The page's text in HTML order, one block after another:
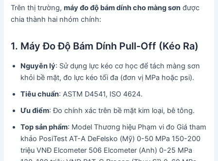
Trên thị trường,máy đo độ bám dính cho màng sơn được
chia thành hai nhóm chính:
1. Máy Đo Độ Bám Dính Pull-Off (Kéo Ra)
Nguyên lý: Sử dụng lực kéo cơ học để tách màng sơn
khỏi bề mặt, đo lực kéo tối đa (đơn vị MPa hoặc psi).
Tiêu chuẩn: ASTM D4541, ISO 4624.
Ưu điểm: Đo chính xác trên bề mặt kim loại, bê tông.
Top sản phẩm: Model Thương hiệu Phạm vi đo Giá tham
khảo PosiTest AT-A DeFelsko (Mỹ) 0-50 MPa 150-200
triệu VNĐ Elcometer 506 Elcometer (Anh) 0-25 MPa